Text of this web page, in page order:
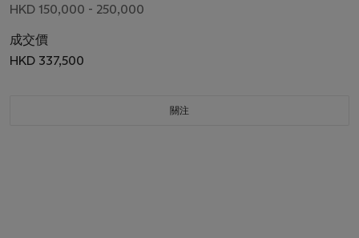
HKD 150,000 - 250,000
成交價
HKD 337,500
關注